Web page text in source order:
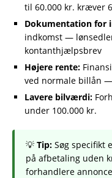
til 60.000 kr. kræver
Dokumentation for
indkomst —
kontanthjælpsbrev
Højere rente:
ved normale billån —
Lavere bilværdi:
under 100.000 kr.
💡 Tip: Søg specifikt
på afbetaling uden
forhandlere